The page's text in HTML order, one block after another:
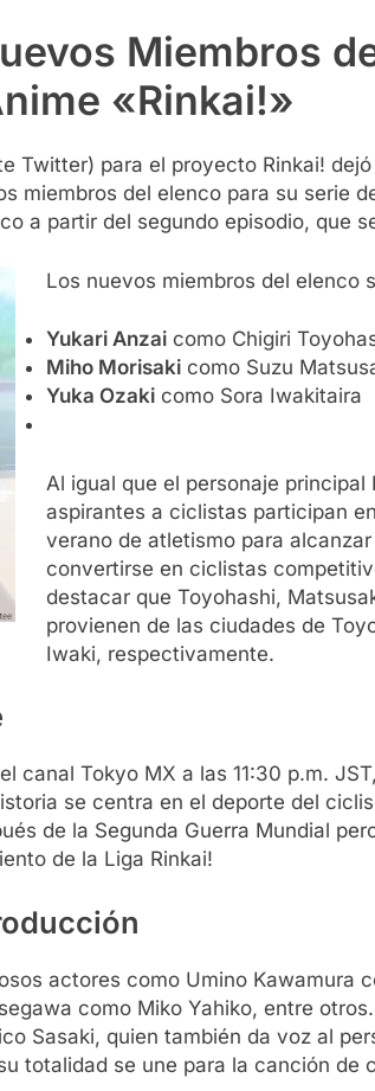
Miembros
«Rinkai!»
Twitter) para el proyecto Rinkai!
miembros del elenco para su serie
a partir del segundo episodio, que
Los nuevos miembros del elenco
Yukari Anzaicomo Chigiri
Miho Morisakicomo Suzu
Yuka Ozakicomo Sora Iwakitaira
Al igual que el personaje
aspirantes a ciclistas participan
verano de atletismo para
convertirse en ciclistas
destacar que Toyohashi,
provienen de las ciudades de
Iwaki, respectivamente.
canal Tokyo MX a las 11:30 p.m.
se centra en el deporte del
de la Segunda Guerra Mundial
de la Liga Rinkai!
actores como Umino Kawamura
como Miko Yahiko, entre
Sasaki, quien también da voz al
totalidad se une para la canción de